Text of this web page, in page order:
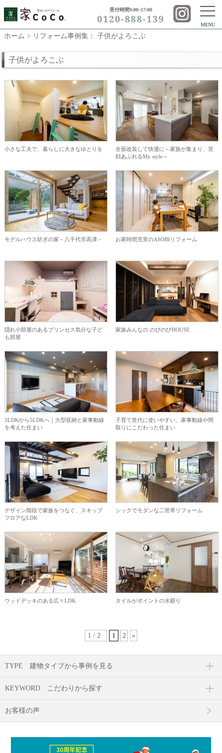
受付時間9:00~17:00
0120-888-139 MENU
ホーム > リフォーム事例集： 子供がよろこぶ
子供がよろこぶ
小さな工夫で、暮らしに大きなゆとりを
全面改装して快適に～家族が集まり、笑
顔あふれるMy style～
モデルハウス紡ぎの家－八千代市高津－ お家時間充実のASOBIリフォーム
隠れ小部屋のあるプリンセス気分な子ど
も部屋
家族みんなの のびのびHOUSE
3LDKから5LDKへ｜大型収納と家事動線
を考えた住まい
子育て世代に使いやすい、家事動線や間
取りにこだわった住まい
デザイン階段で家族をつなぐ、スキップ
フロアなLDK
シックでモダンな二世帯リフォーム
ウッドデッキのある広々LDK タイルがポイントの水廻り
1 / 2 1 2 »
TYPE 建物タイプから事例を見る
KEYWORD こだわりから探す
お客様の声